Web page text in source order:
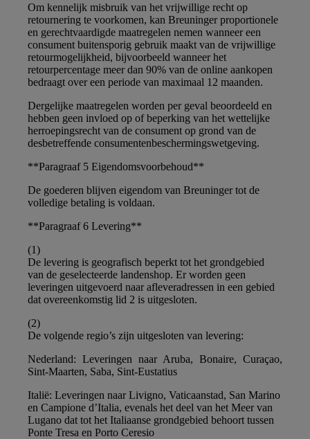
Om kennelijk misbruik van het vrijwillige recht op
retournering te voorkomen, kan Breuninger proportionele
en gerechtvaardigde maatregelen nemen wanneer een
consument buitensporig gebruik maakt van de vrijwillige
retourmogelijkheid, bijvoorbeeld wanneer het
retourpercentage meer dan 90% van de online aankopen
bedraagt over een periode van maximaal 12 maanden.
Dergelijke maatregelen worden per geval beoordeeld en
hebben geen invloed op of beperking van het wettelijke
herroepingsrecht van de consument op grond van de
desbetreffende consumentenbeschermingswetgeving.
**Paragraaf 5 Eigendomsvoorbehoud**
De goederen blijven eigendom van Breuninger tot de
volledige betaling is voldaan.
**Paragraaf 6 Levering**
(1)
De levering is geografisch beperkt tot het grondgebied
van de geselecteerde landenshop. Er worden geen
leveringen uitgevoerd naar afleveradressen in een gebied
dat overeenkomstig lid 2 is uitgesloten.
(2)
De volgende regio’s zijn uitgesloten van levering:
Nederland: Leveringen naar Aruba, Bonaire, Curaçao,
Sint-Maarten, Saba, Sint-Eustatius
Italië: Leveringen naar Livigno, Vaticaanstad, San Marino
en Campione d’Italia, evenals het deel van het Meer van
Lugano dat tot het Italiaanse grondgebied behoort tussen
Ponte Tresa en Porto Ceresio